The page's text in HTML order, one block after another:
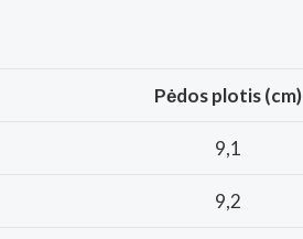
Pėdos plotis (cm)
9,1
9,2